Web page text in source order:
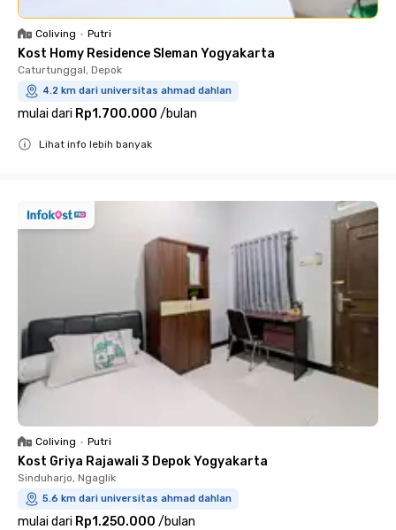
Coliving • Putri
Kost Homy Residence Sleman Yogyakarta
Caturtunggal, Depok
4.2 km dari universitas ahmad dahlan
mulai dari Rp1.700.000 /bulan
Lihat info lebih banyak
Coliving • Putri
Kost Griya Rajawali 3 Depok Yogyakarta
Sinduharjo, Ngaglik
5.6 km dari universitas ahmad dahlan
mulai dari Rp1.250.000 /bulan